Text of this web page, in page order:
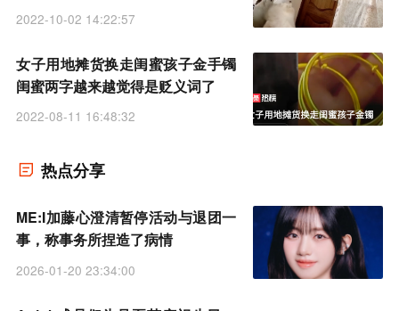
2022-10-02 14:22:57
女子用地摊货换走闺蜜孩子金手镯
闺蜜两字越来越觉得是贬义词了
2022-08-11 16:48:32
热点分享
ME:I加藤心澄清暂停活动与退团一
事，称事务所捏造了病情
2026-01-20 23:34:00